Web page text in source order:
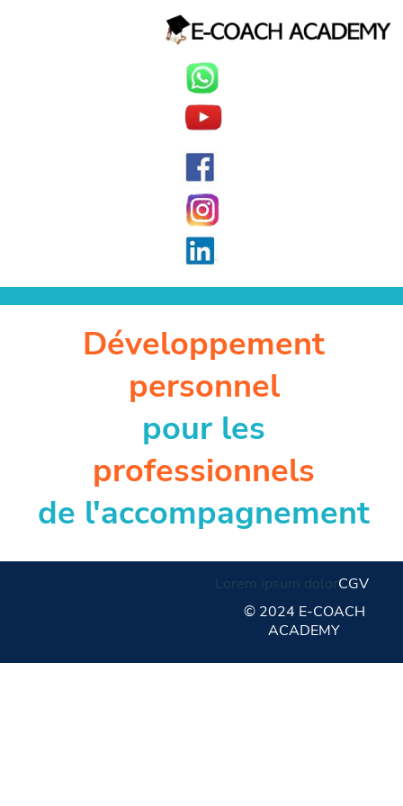
Développement
personnel
pour les
professionnels
de l'accompagnement
CGV
© 2024 E-COACH
ACADEMY